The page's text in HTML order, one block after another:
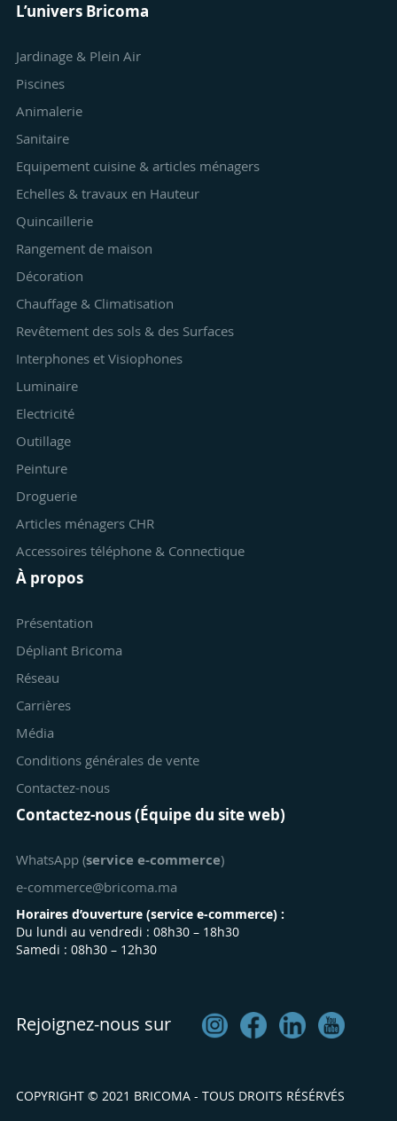
L’univers Bricoma
Jardinage & Plein Air
Piscines
Animalerie
Sanitaire
Equipement cuisine & articles ménagers
Echelles & travaux en Hauteur
Quincaillerie
Rangement de maison
Décoration
Chauffage & Climatisation
Revêtement des sols & des Surfaces
Interphones et Visiophones
Luminaire
Electricité
Outillage
Peinture
Droguerie
Articles ménagers CHR
Accessoires téléphone & Connectique
À propos
Présentation
Dépliant Bricoma
Réseau
Carrières
Média
Conditions générales de vente
Contactez-nous
Contactez-nous (Équipe du site web)
WhatsApp (service e-commerce)
e-commerce@bricoma.ma
Horaires d’ouverture (service e-commerce) :
Du lundi au vendredi : 08h30 – 18h30
Samedi : 08h30 – 12h30
Rejoignez-nous sur
COPYRIGHT © 2021 BRICOMA - TOUS DROITS RÉSÉRVÉS